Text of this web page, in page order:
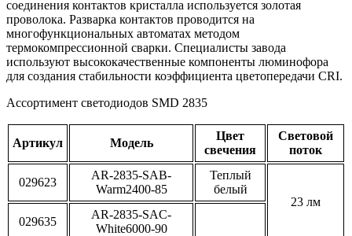
соединения контактов кристалла используется золотая
проволока. Разварка контактов проводится на
многофункциональных автоматах методом
термокомпрессионной сварки. Специалисты завода
используют высококачественные компоненты люминофора
для создания стабильности коэффициента цветопередачи CRI.
Ассортимент светодиодов SMD 2835
Артикул Модель
Цвет
свечения
Световой
поток
029623
AR-2835-SAB-
Warm2400-85
Теплый
белый
23 лм
029635
AR-2835-SAC-
White6000-90